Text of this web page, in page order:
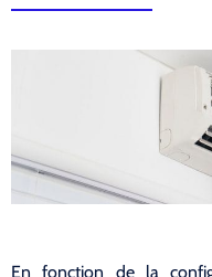
En fonction de la